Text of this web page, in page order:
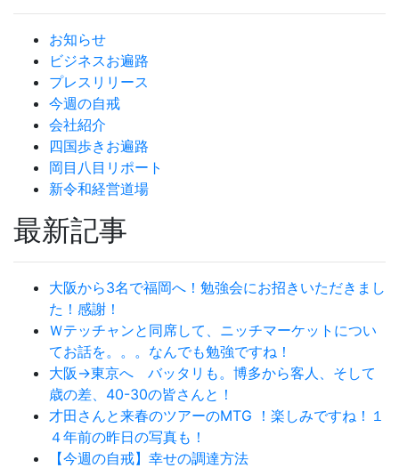
お知らせ
ビジネスお遍路
プレスリリース
今週の自戒
会社紹介
四国歩きお遍路
岡目八目リポート
新令和経営道場
最新記事
大阪から3名で福岡へ！勉強会にお招きいただきまし
た！感謝！
Ｗテッチャンと同席して、ニッチマーケットについ
てお話を。。。なんでも勉強ですね！
大阪→東京へ バッタリも。博多から客人、そして
歳の差、40-30の皆さんと！
才田さんと来春のツアーのMTG ！楽しみですね！１
４年前の昨日の写真も！
【今週の自戒】幸せの調達方法